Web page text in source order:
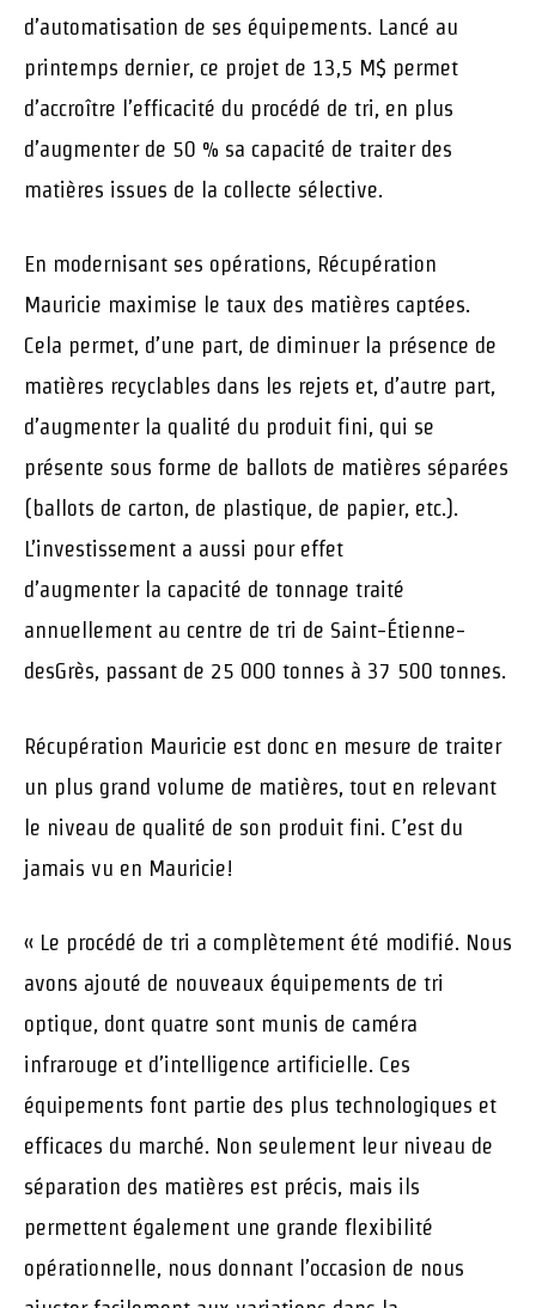
d’automatisation de ses équipements. Lancé au
printemps dernier, ce projet de 13,5 M$ permet
d’accroître l’efficacité du procédé de tri, en plus
d’augmenter de 50 % sa capacité de traiter des
matières issues de la collecte sélective.
En modernisant ses opérations, Récupération
Mauricie maximise le taux des matières captées.
Cela permet, d’une part, de diminuer la présence de
matières recyclables dans les rejets et, d’autre part,
d’augmenter la qualité du produit fini, qui se
présente sous forme de ballots de matières séparées
(ballots de carton, de plastique, de papier, etc.).
L’investissement a aussi pour effet
d’augmenter la capacité de tonnage traité
annuellement au centre de tri de Saint-Étienne-
desGrès, passant de 25 000 tonnes à 37 500 tonnes.
Récupération Mauricie est donc en mesure de traiter
un plus grand volume de matières, tout en relevant
le niveau de qualité de son produit fini. C’est du
jamais vu en Mauricie!
« Le procédé de tri a complètement été modifié. Nous
avons ajouté de nouveaux équipements de tri
optique, dont quatre sont munis de caméra
infrarouge et d’intelligence artificielle. Ces
équipements font partie des plus technologiques et
efficaces du marché. Non seulement leur niveau de
séparation des matières est précis, mais ils
permettent également une grande flexibilité
opérationnelle, nous donnant l’occasion de nous